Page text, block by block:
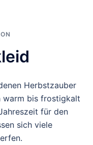
Herbstzauber
warm bis frostigkalt
für den
sich viele